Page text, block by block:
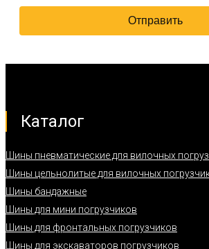
Каталог
Шины пневматические для вилочных
Шины цельнолитые для вилочных
Шины бандажные
Шины для мини погрузчиков
Шины для фронтальных погрузчиков
Шины для экскаваторов погрузчиков